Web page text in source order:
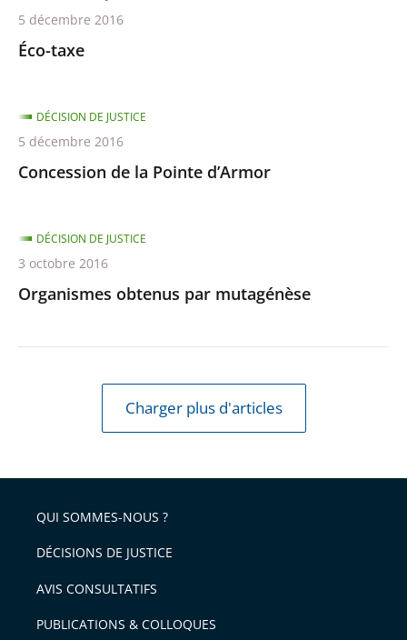
Éco-taxe
5 décembre 2016
Concession de la Pointe d’Armor
DÉCISION DE JUSTICE
5 décembre 2016
Organismes obtenus par mutagénèse
DÉCISION DE JUSTICE
3 octobre 2016
Charger plus d'articles
QUI SOMMES-NOUS ?
DÉCISIONS DE JUSTICE
AVIS CONSULTATIFS
PUBLICATIONS & COLLOQUES